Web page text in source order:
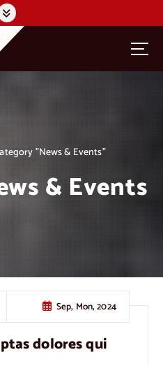
"News & Events"
& Events
Sep, Mon, 2024
dolores qui